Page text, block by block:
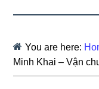
You are here:
Minh Khai – Vận